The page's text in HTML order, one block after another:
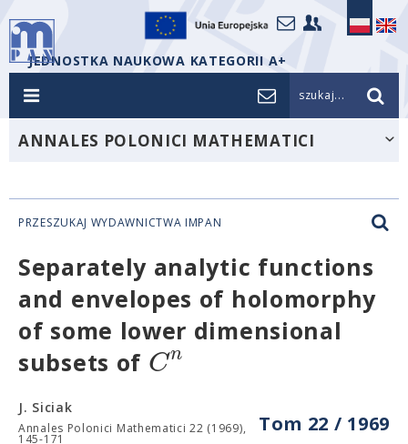
JEDNOSTKA NAUKOWA KATEGORII A+
szukaj...
ANNALES POLONICI MATHEMATICI
PRZESZUKAJ WYDAWNICTWA IMPAN
Separately analytic functions
and envelopes of holomorphy
of some lower dimensional
subsets of Cn
Tom 22 / 1969
J. Siciak
Annales Polonici Mathematici 22 (1969),
145-171